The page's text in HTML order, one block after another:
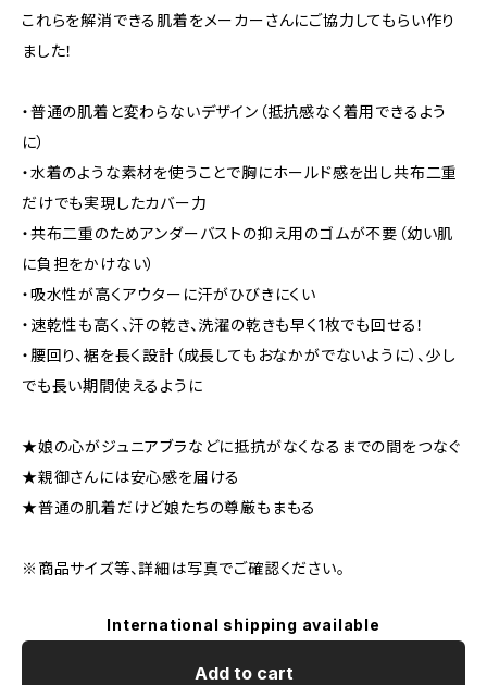
これらを解消できる肌着をメーカーさんにご協力してもらい作り
ました！
・普通の肌着と変わらないデザイン（抵抗感なく着用できるよう
に）
・水着のような素材を使うことで胸にホールド感を出し共布二重
だけでも実現したカバー力
・共布二重のためアンダーバストの抑え用のゴムが不要（幼い肌
に負担をかけない）
・吸水性が高くアウターに汗がひびきにくい
・速乾性も高く、汗の乾き、洗濯の乾きも早く1枚でも回せる！
・腰回り、裾を長く設計（成長してもおなかがでないように）、少し
でも長い期間使えるように
★娘の心がジュニアブラなどに抵抗がなくなるまでの間をつなぐ
★親御さんには安心感を届ける
★普通の肌着だけど娘たちの尊厳もまもる
※商品サイズ等、詳細は写真でご確認ください。
International shipping available
Add to cart